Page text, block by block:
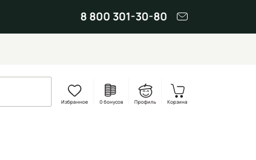
8 800 301-30-80
Избранное 0 бонусов Профиль Корзина